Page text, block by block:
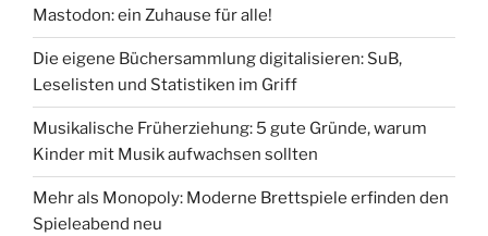
Mastodon: ein Zuhause für alle!
Die eigene Büchersammlung digitalisieren: SuB,
Leselisten und Statistiken im Griff
Musikalische Früherziehung: 5 gute Gründe, warum
Kinder mit Musik aufwachsen sollten
Mehr als Monopoly: Moderne Brettspiele erfinden den
Spieleabend neu